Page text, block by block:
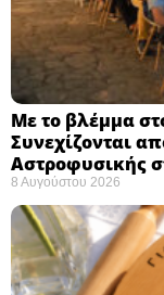
Με το βλέμμα
Συνεχίζονται
Αστροφυσικής
8 Αυγούστου 2026